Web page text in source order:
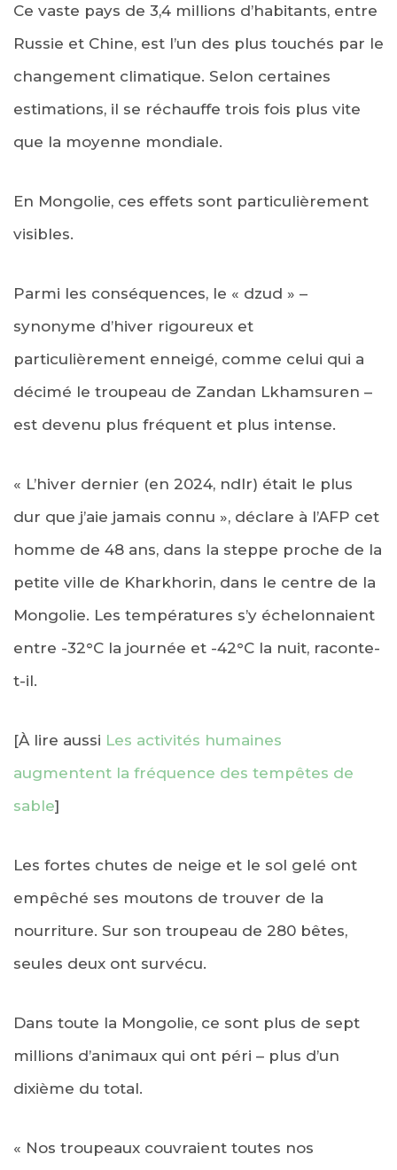
Ce vaste pays de 3,4 millions d’habitants, entre
Russie et Chine, est l’un des plus touchés par le
changement climatique. Selon certaines
estimations, il se réchauffe trois fois plus vite
que la moyenne mondiale.
En Mongolie, ces effets sont particulièrement
visibles.
Parmi les conséquences, le « dzud » –
synonyme d’hiver rigoureux et
particulièrement enneigé, comme celui qui a
décimé le troupeau de Zandan Lkhamsuren –
est devenu plus fréquent et plus intense.
« L’hiver dernier (en 2024, ndlr) était le plus
dur que j’aie jamais connu », déclare à l’AFP cet
homme de 48 ans, dans la steppe proche de la
petite ville de Kharkhorin, dans le centre de la
Mongolie. Les températures s’y échelonnaient
entre -32°C la journée et -42°C la nuit, raconte-
t-il.
[À lire aussi Les activités humaines
augmentent la fréquence des tempêtes de
sable]
Les fortes chutes de neige et le sol gelé ont
empêché ses moutons de trouver de la
nourriture. Sur son troupeau de 280 bêtes,
seules deux ont survécu.
Dans toute la Mongolie, ce sont plus de sept
millions d’animaux qui ont péri – plus d’un
dixième du total.
« Nos troupeaux couvraient toutes nos